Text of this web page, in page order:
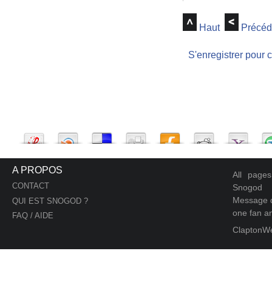
Haut
S'enregistrer pour
A PROPOS
CONTACT
QUI EST SNOGOD ?
FAQ / AIDE
All
Snogod
Message
one fan